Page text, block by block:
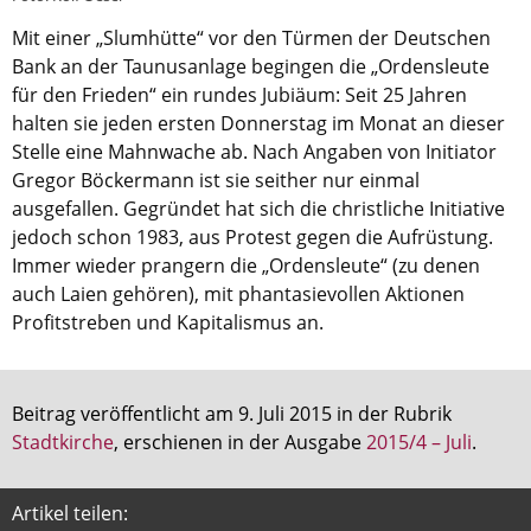
Aktuelle Printausgabe
Oktober 2017
Download
Informationen
Aus (nicht nur) Frankfurter Blogs
Videos
Beratung & Info
Impressum
Hinweis
Diese Website wurde am 28. November 2017
archiviert. Neues Online-Angebot:
Mit einer „Slumhütte“ vor den Türmen der Deutschen
Bank an der Taunusanlage begingen die „Ordensleute
für den Frieden“ ein rundes Jubiäum: Seit 25 Jahren
halten sie jeden ersten Donnerstag im Monat an dieser
Stelle eine Mahnwache ab. Nach Angaben von Initiator
Gregor Böckermann ist sie seither nur einmal
ausgefallen. Gegründet hat sich die christliche Initiative
jedoch schon 1983, aus Protest gegen die Aufrüstung.
Immer wieder prangern die „Ordensleute“ (zu denen
auch Laien gehören), mit phantasievollen Aktionen
Profitstreben und Kapitalismus an.
Beitrag veröffentlicht am 9. Juli 2015 in der Rubrik
Stadtkirche, erschienen in der Ausgabe2015/4 – Juli.
Artikel teilen: